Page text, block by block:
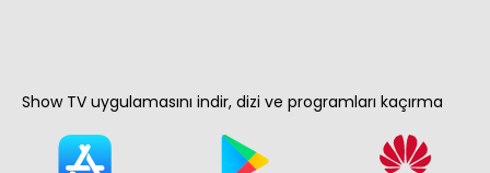
Show TV uygulamasını indir, dizi ve programları kaçırma